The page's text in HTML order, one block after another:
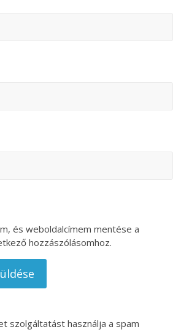
és weboldalcímem mentése a
hozzászólásomhoz.
szolgáltatást használja a spam